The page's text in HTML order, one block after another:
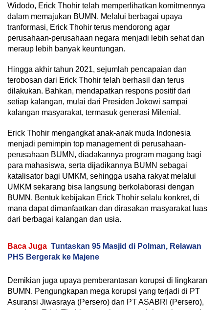
Widodo, Erick Thohir telah memperlihatkan komitmennya
dalam memajukan BUMN. Melalui berbagai upaya
tranformasi, Erick Thohir terus mendorong agar
perusahaan-perusahaan negara menjadi lebih sehat dan
meraup lebih banyak keuntungan.
Hingga akhir tahun 2021, sejumlah pencapaian dan
terobosan dari Erick Thohir telah berhasil dan terus
dilakukan. Bahkan, mendapatkan respons positif dari
setiap kalangan, mulai dari Presiden Jokowi sampai
kalangan masyarakat, termasuk generasi Milenial.
Erick Thohir mengangkat anak-anak muda Indonesia
menjadi pemimpin top management di perusahaan-
perusahaan BUMN, diadakannya program magang bagi
para mahasiswa, serta dijadikannya BUMN sebagai
katalisator bagi UMKM, sehingga usaha rakyat melalui
UMKM sekarang bisa langsung berkolaborasi dengan
BUMN. Bentuk kebijakan Erick Thohir selalu konkret, di
mana dapat dimanfaatkan dan dirasakan masyarakat luas
dari berbagai kalangan dan usia.
Baca Juga Tuntaskan 95 Masjid di Polman, Relawan
PHS Bergerak ke Majene
Demikian juga upaya pemberantasan korupsi di lingkaran
BUMN. Pengungkapan mega korupsi yang terjadi di PT
Asuransi Jiwasraya (Persero) dan PT ASABRI (Persero),